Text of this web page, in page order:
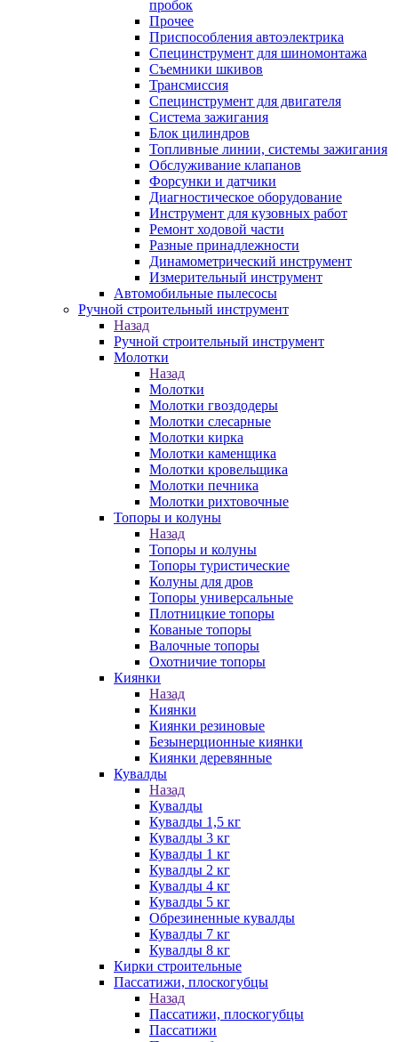
пробок
Прочее
Приспособления автоэлектрика
Специнструмент для шиномонтажа
Съемники шкивов
Трансмиссия
Специнструмент для двигателя
Система зажигания
Блок цилиндров
Топливные линии, системы зажигания
Обслуживание клапанов
Форсунки и датчики
Диагностическое оборудование
Инструмент для кузовных работ
Ремонт ходовой части
Разные принадлежности
Динамометрический инструмент
Измерительный инструмент
Автомобильные пылесосы
Ручной строительный инструмент
Назад
Ручной строительный инструмент
Молотки
Назад
Молотки
Молотки гвоздодеры
Молотки слесарные
Молотки кирка
Молотки каменщика
Молотки кровельщика
Молотки печника
Молотки рихтовочные
Топоры и колуны
Назад
Топоры и колуны
Топоры туристические
Колуны для дров
Топоры универсальные
Плотницкие топоры
Кованые топоры
Валочные топоры
Охотничие топоры
Киянки
Назад
Киянки
Киянки резиновые
Безынерционные киянки
Киянки деревянные
Кувалды
Назад
Кувалды
Кувалды 1,5 кг
Кувалды 3 кг
Кувалды 1 кг
Кувалды 2 кг
Кувалды 4 кг
Кувалды 5 кг
Обрезиненные кувалды
Кувалды 7 кг
Кувалды 8 кг
Кирки строительные
Пассатижи, плоскогубцы
Назад
Пассатижи, плоскогубцы
Пассатижи